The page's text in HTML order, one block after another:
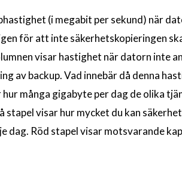
(i megabit per sekund) när
för att inte säkerhetskopieringen
visar hastighet när datorn inte
av backup. Vad innebär då denna
många gigabyte per dag de olika
stapel visar hur mycket du kan
dag. Röd stapel visar motsvarande